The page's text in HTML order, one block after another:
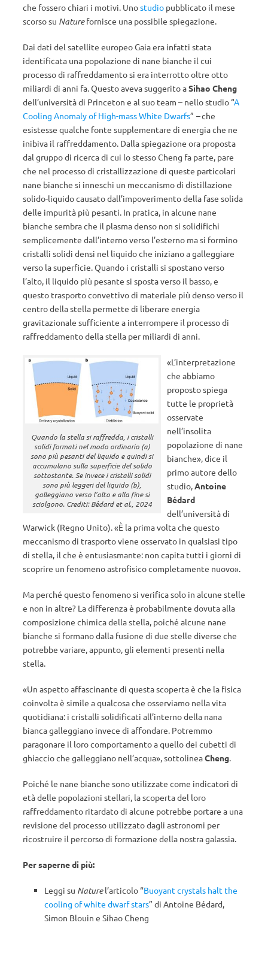
che fossero chiari i motivi. Unostudio pubblicato il mese
scorso su Naturefornisce una possibile spiegazione.
Dai dati del satellite europeo Gaia era infatti stata
identificata una popolazione di nane bianche il cui
processo di raffreddamento si era interrotto oltre otto
miliardi di anni fa. Questo aveva suggerito aSihao Cheng
dell’università di Princeton e al suo team – nello studio “A
Cooling Anomaly of High-mass White Dwarfs” –che
esistesse qualche fonte supplementare di energia che ne
inibiva il raffreddamento. Dalla spiegazione ora proposta
dal gruppo di ricerca di cui lo stesso Cheng fa parte, pare
che nel processo di cristallizzazione di queste particolari
nane bianche si inneschi un meccanismo di distillazione
solido-liquido causato dall’impoverimento della fase solida
delle impurità più pesanti. In pratica, in alcune nane
bianche sembra che il plasma denso non si solidifichi
semplicemente dall’interno verso l’esterno ma si formino
cristalli solidi densi nel liquido che iniziano a galleggiare
verso la superficie. Quando i cristalli si spostano verso
l’alto, il liquido più pesante si sposta verso il basso, e
questo trasporto convettivo di materiale più denso verso il
centro della stella permette di liberare energia
gravitazionale sufficiente a interrompere il processo di
raffreddamento della stella per miliardi di anni.
Quando la stella si raffredda, i cristalli
solidi formati nel modo ordinario (a)
sono più pesanti del liquido e quindi si
accumulano sulla superficie del solido
sottostante. Se invece i cristalli solidi
sono più leggeri del liquido (b),
galleggiano verso l’alto e alla fine si
sciolgono. Crediti: Bédard et al., 2024
«L’interpretazione
che abbiamo
proposto spiega
tutte le proprietà
osservate
nell’insolita
popolazione di nane
bianche», dice il
primo autore dello
studio,Antoine
Bédard
dell’università di
Warwick (Regno Unito). «È la prima volta che questo
meccanismo di trasporto viene osservato in qualsiasi tipo
di stella, il che è entusiasmante: non capita tutti i giorni di
scoprire un fenomeno astrofisico completamente nuovo».
Ma perché questo fenomeno si verifica solo in alcune stelle
e non in altre? La differenza è probabilmente dovuta alla
composizione chimica della stella, poiché alcune nane
bianche si formano dalla fusione di due stelle diverse che
potrebbe variare, appunto, gli elementi presenti nella
stella.
«Un aspetto affascinante di questa scoperta è che la fisica
coinvolta è simile a qualcosa che osserviamo nella vita
quotidiana: i cristalli solidificati all’interno della nana
bianca galleggiano invece di affondare. Potremmo
paragonare il loro comportamento a quello dei cubetti di
ghiaccio che galleggiano nell’acqua», sottolineaCheng.
Poiché le nane bianche sono utilizzate come indicatori di
età delle popolazioni stellari, la scoperta del loro
raffreddamento ritardato di alcune potrebbe portare a una
revisione del processo utilizzato dagli astronomi per
ricostruire il percorso di formazione della nostra galassia.
Per saperne di più:
Leggi su Naturel’articolo “Buoyant crystals halt the
cooling of white dwarf stars” di Antoine Bédard,
Simon Blouin e Sihao Cheng